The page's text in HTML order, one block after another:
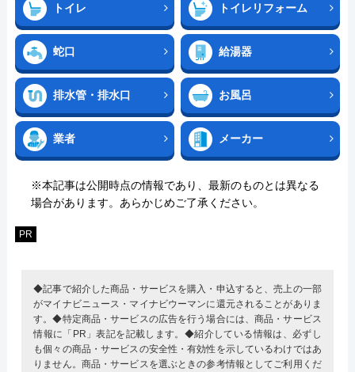
トイレ トイレリフォーム
蛇口 給湯器
排水管・排水口 お風呂
業者 メーカー
※本記事は公開時点の情報であり、最新のものとは異なる
場合があります。あらかじめご了承ください。
PR
◆記事で紹介した商品・サービスを購入・申込すると、売上の一部
がマイナビニュース・マイナビウーマンに還元されることがありま
す。◆特定商品・サービスの広告を行う場合には、商品・サービス
情報に「PR」表記を記載します。◆紹介している情報は、必ずし
も個々の商品・サービスの安全性・有効性を示しているわけではあ
りません。商品・サービスを選ぶときの参考情報としてご利用くだ